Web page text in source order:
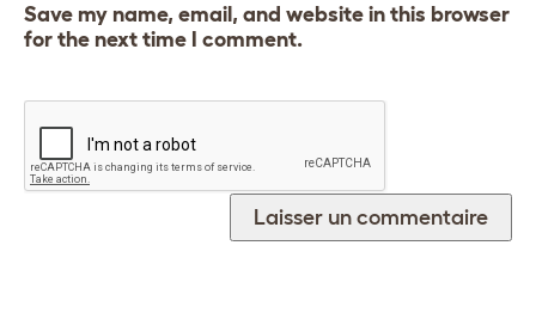
Save my name, email, and website in this browser
for the next time I comment.